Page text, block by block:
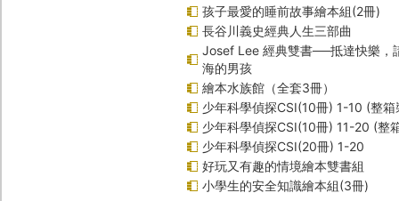
孩子最愛的睡前故事繪本組(2冊)
長谷川義史經典人生三部曲
Josef Lee 經典雙書──抵達快樂，
海的男孩
繪本水族館（全套3冊）
少年科學偵探CSI(10冊) 1-10 (整箱
少年科學偵探CSI(10冊) 11-20 (整
少年科學偵探CSI(20冊) 1-20
好玩又有趣的情境繪本雙書組
小學生的安全知識繪本組(3冊)